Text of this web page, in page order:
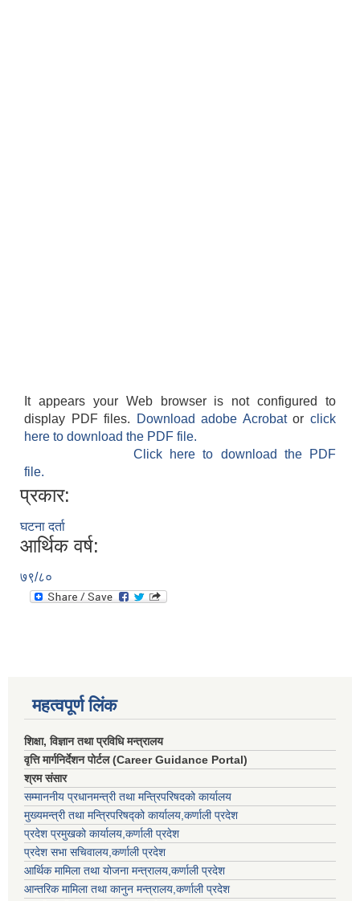
It appears your Web browser is not configured to
display PDF files.
Download adobe Acrobatorclick
here to download the PDF file.
Click here to download the PDF
file.
प्रकार:
घटना दर्ता
आर्थिक वर्ष:
७९/८०
महत्वपूर्ण लिंक
शिक्षा, विज्ञान तथा प्रविधि मन्त्रालय
वृत्ति मार्गनिर्देशन पोर्टल (Career Guidance Portal)
श्रम संसार
सम्माननीय प्रधानमन्त्री तथा मन्त्रिपरिषद‌को कार्यालय
मुख्यमन्त्री तथा मन्त्रिपरिषद्को कार्यालय,कर्णाली प्रदेश
प्रदेश प्रमुखको कार्यालय,कर्णाली प्रदेश
प्रदेश सभा सचिवालय,कर्णाली प्रदेश
आर्थिक मामिला तथा योजना मन्त्रालय,कर्णाली प्रदेश
आन्तरिक मामिला तथा कानुन मन्त्रालय,कर्णाली प्रदेश